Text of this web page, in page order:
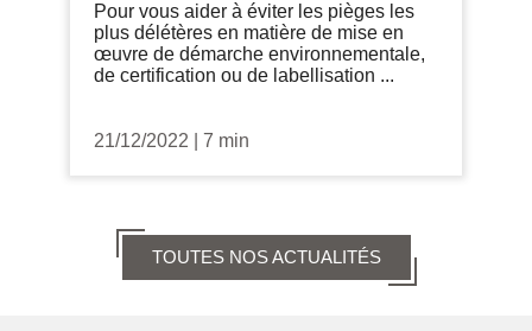
Pour vous aider à éviter les pièges les
plus délétères en matière de mise en
œuvre de démarche environnementale,
de certification ou de labellisation ...
21/12/2022 7 min
TOUTES NOS ACTUALITÉS